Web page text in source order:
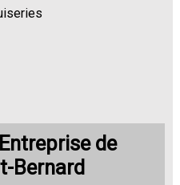
de
Bernard